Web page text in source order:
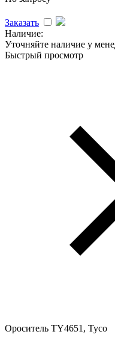
Заказать
Наличие:
Уточняйте наличие у
Быстрый просмотр
Ороситель TY4651, Tyco